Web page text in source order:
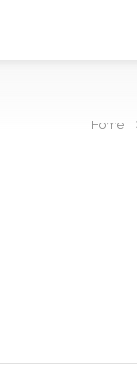
Home